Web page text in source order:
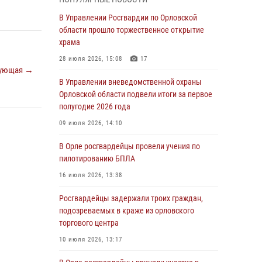
→
Начальник регионального Управления
Росгвардии принял участие в митинге в честь
дня освобождения города Орла
05 августа 2026, 13:16
результатах работы за первое полугодие
05 августа 2026, 13:12
За месяц росгвардейцы задержали 15 лиц,
противоправных действий
04 августа 2026, 14:21
росгвардейцев
04 августа 2026, 14:06 2
За месяц росгвардейцы приняли от граждан
В Управлении Росгвардии по Орловской
области прошло торжественное открытие
храма
28 июля 2026, 15:08 17
В Управлении вневедомственной охраны
Орловской области подвели итоги за первое
полугодие 2026 года
09 июля 2026, 14:10
В Орле росгвардейцы провели учения по
пилотированию БПЛА
16 июля 2026, 13:38
Росгвардейцы задержали троих граждан,
подозреваемых в краже из орловского
торгового центра
10 июля 2026, 13:17